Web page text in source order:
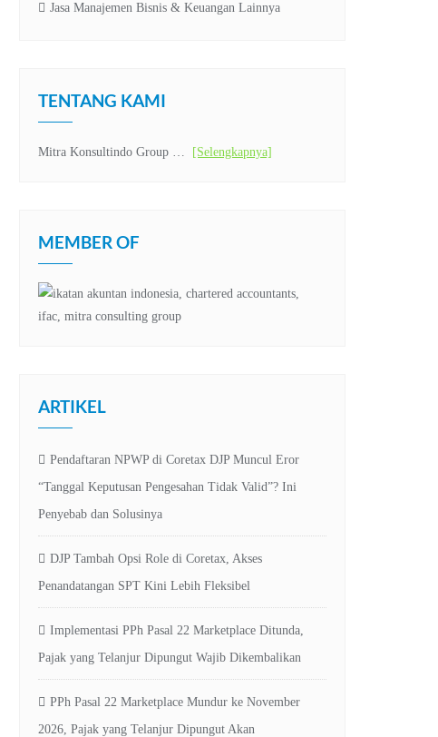
Jasa Manajemen Bisnis & Keuangan Lainnya
TENTANG KAMI
Mitra Konsultindo Group … [Selengkapnya]
MEMBER OF
ARTIKEL
Pendaftaran NPWP di Coretax DJP Muncul Eror
“Tanggal Keputusan Pengesahan Tidak Valid”? Ini
Penyebab dan Solusinya
DJP Tambah Opsi Role di Coretax, Akses
Penandatangan SPT Kini Lebih Fleksibel
Implementasi PPh Pasal 22 Marketplace Ditunda,
Pajak yang Telanjur Dipungut Wajib Dikembalikan
PPh Pasal 22 Marketplace Mundur ke November
2026, Pajak yang Telanjur Dipungut Akan